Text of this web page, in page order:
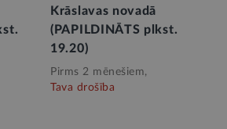
Krāslavas novadā
(PAPILDINĀTS plkst.
19.20)
Pirms 2 mēnešiem,
Tava drošība